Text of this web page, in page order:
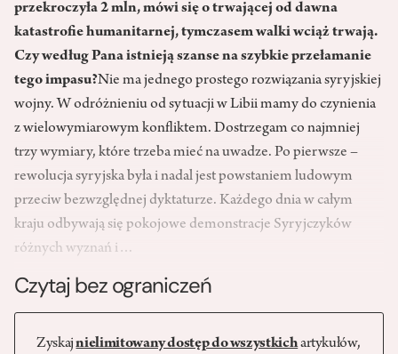
przekroczyła 2 mln, mówi się o trwającej od dawna
katastrofie humanitarnej, tymczasem walki wciąż trwają.
Czy według Pana istnieją szanse na szybkie przełamanie
tego impasu?Nie ma jednego prostego rozwiązania syryjskiej
wojny. W odróżnieniu od sytuacji w Libii mamy do czynienia
z wielowymiarowym konfliktem. Dostrzegam co najmniej
trzy wymiary, które trzeba mieć na uwadze. Po pierwsze –
rewolucja syryjska była i nadal jest powstaniem ludowym
przeciw bezwzględnej dyktaturze. Każdego dnia w całym
kraju odbywają się pokojowe demonstracje Syryjczyków
różnych wyznań i…
Czytaj bez ograniczeń
Zyskajnielimitowany dostęp do wszystkichartykułów,